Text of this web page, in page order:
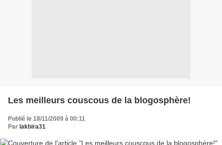
Les meilleurs couscous de la blogosphère!
Publié le 18/11/2009 à 00:11
Par lakbira31